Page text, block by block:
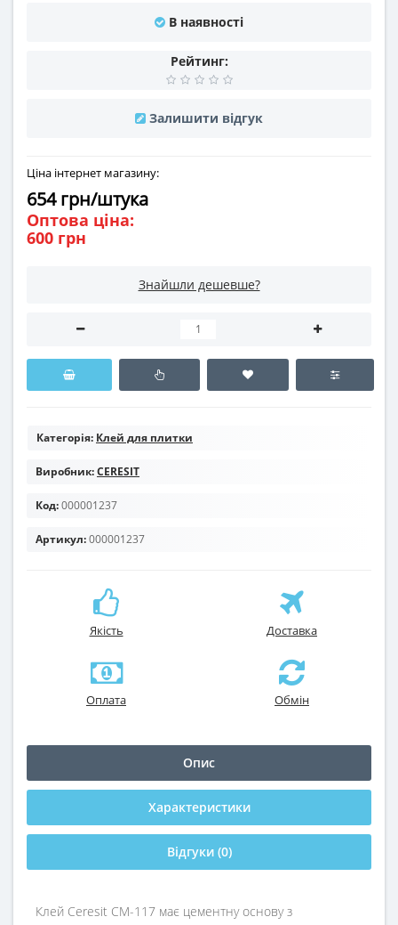
В наявності
Рейтинг:
Залишити відгук
Ціна інтернет магазину:
654 грн/штука
Оптова ціна:
600 грн
Знайшли дешевше?
Категорія: Клей для плитки
Виробник:CERESIT
Код:000001237
Артикул:000001237
Якість Доставка
Оплата Обмін
Опис
Характеристики
Відгуки (0)
Клей Ceresit СМ-117 має цементну основу з